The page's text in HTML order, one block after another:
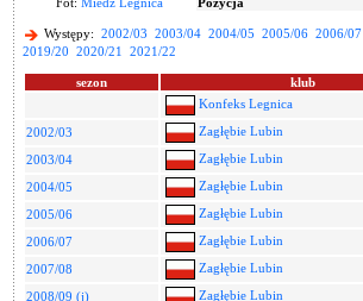
Występy: 2002/03 2003/04 2004/05 2005/06 2006/07
2019/20 2020/21 2021/22
sezon klub
Konfeks Legnica
2002/03
Zagłębie Lubin
2003/04
Zagłębie Lubin
2004/05
Zagłębie Lubin
2005/06
Zagłębie Lubin
2006/07
Zagłębie Lubin
2007/08
Zagłębie Lubin
2008/09 (j)
Zagłębie Lubin